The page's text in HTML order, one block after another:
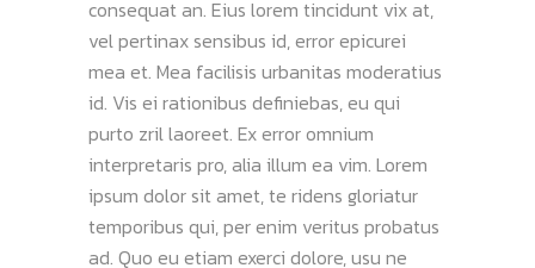
consequat an. Eius lorem tincidunt vix at,
vel pertinax sensibus id, error epicurei
mea et. Mea facilisis urbanitas moderatius
id. Vis ei rationibus definiebas, eu qui
purto zril laoreet. Ex error omnium
interpretaris pro, alia illum ea vim. Lorem
ipsum dolor sit amet, te ridens gloriatur
temporibus qui, per enim veritus probatus
ad. Quo eu etiam exerci dolore, usu ne